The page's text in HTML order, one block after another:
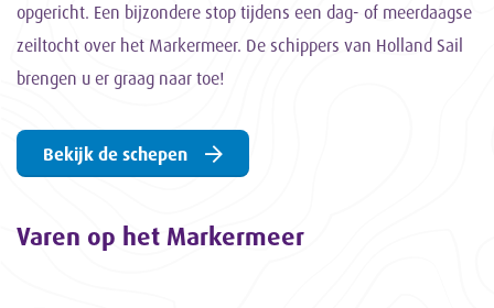
opgericht. Een bijzondere stop tijdens een dag- of meerdaagse
zeiltocht over het Markermeer. De schippers van Holland Sail
brengen u er graag naar toe!
Bekijk de schepen
Varen op het Markermeer